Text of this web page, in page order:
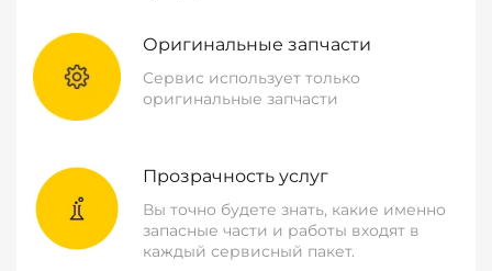
Оригинальные запчасти
Сервис использует только
оригинальные запчасти
Прозрачность услуг
Вы точно будете знать, какие именно
запасные части и работы входят в
каждый сервисный пакет.